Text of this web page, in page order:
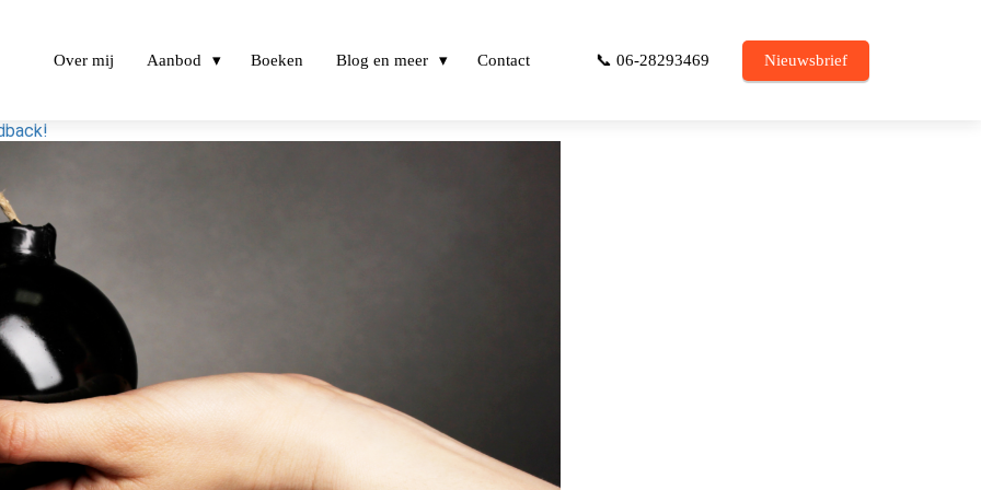
Over mij Aanbod Boeken Blog en meer Contact 📞 06-28293469 Nieuwsbrief